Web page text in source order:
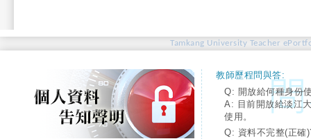
Tamkang University Teacher
教師歷程問與答:
Q: 開放給何種身份
A: 目前開放給淡江
使用。
Q: 資料不完整(正確